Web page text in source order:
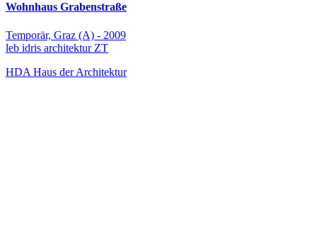
Wohnhaus Grabenstraße
Temporär, Graz (A) - 2009
leb idris architektur ZT
HDA Haus der Architektur